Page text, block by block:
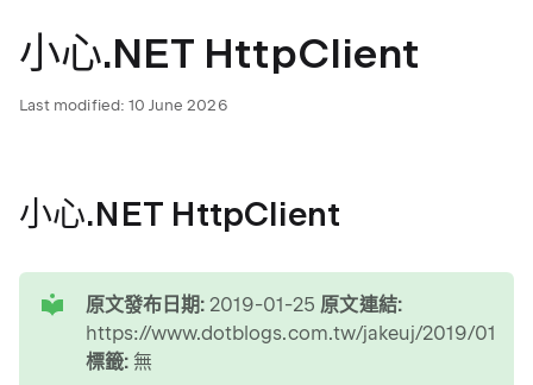
小心.NET HttpClient
Last modified: 10 June 2026
小心.NET HttpClient
原文發布日期: 2019-01-25 原文連結:
https://www.dotblogs.com.tw/jakeuj/2019/01/
標籤: 無